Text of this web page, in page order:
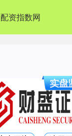
配资指数网